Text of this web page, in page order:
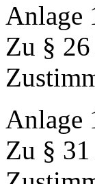
Anlage
Zu §
Anlage
Zu §